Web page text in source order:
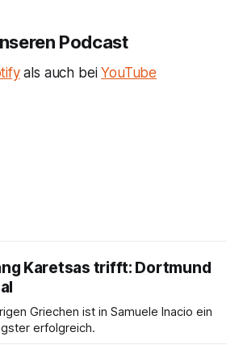
Podcast
als auch beiYouTube
Karetsas trifft: Dortmund
Griechen ist in Samuele Inacio ein
erfolgreich.